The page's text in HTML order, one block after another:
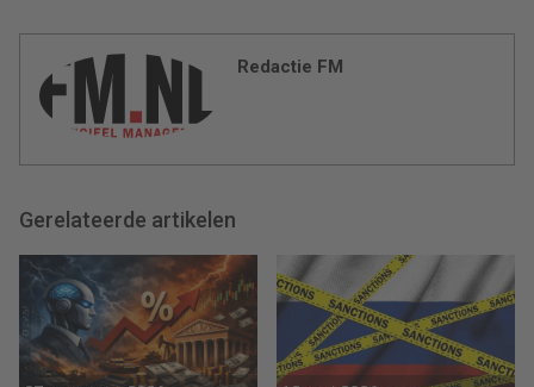
Redactie FM
Gerelateerde artikelen